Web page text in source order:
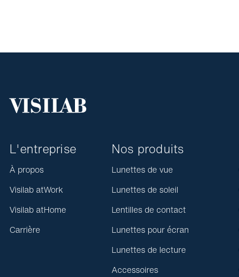
L'entreprise
À propos
Visilab atWork
Visilab atHome
Carrière
Nos produits
Lunettes de vue
Lunettes de soleil
Lentilles de contact
Lunettes pour écran
Lunettes de lecture
Accessoires